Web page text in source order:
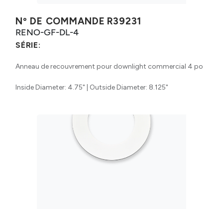
Nº DE COMMANDE R39231
RENO-GF-DL-4
SÉRIE:
Anneau de recouvrement pour downlight commercial 4 po
Inside Diameter: 4.75" | Outside Diameter: 8.125"